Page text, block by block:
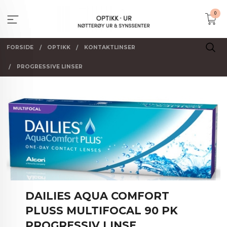
innholdet
0
FORSIDE OPTIKK KONTAKTLINSER
PROGRESSIVE LINSER
DAILIES AQUA COMFORT
PLUSS MULTIFOCAL 90 PK